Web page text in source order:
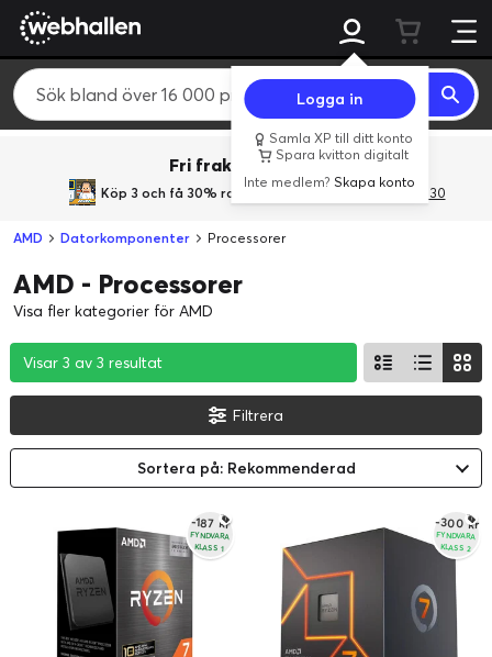
Logga in
Samla XP till ditt konto
Spara kvitton digitalt
Inte medlem?Skapa konto
Fri frakt över 800 kr.
Köp 3 och få 30% rabatt med rabattkoden 3Gives30
AMD Datorkomponenter Processorer
AMD - Processorer
Visa fler kategorier för AMD
Visar 3 av 3 resultat
Visar 3 av 3 resultat
Visar 3 av 3 resultat
Filtrera
Sortera på: Rekommenderad
-187 kr
FYNDVARA
KLASS 1
-300 kr
FYNDVARA
KLASS 2